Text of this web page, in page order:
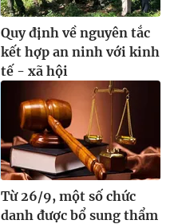
Quy định về nguyên tắc
kết hợp an ninh với kinh
tế - xã hội
Từ 26/9, một số chức
danh được bổ sung thẩm